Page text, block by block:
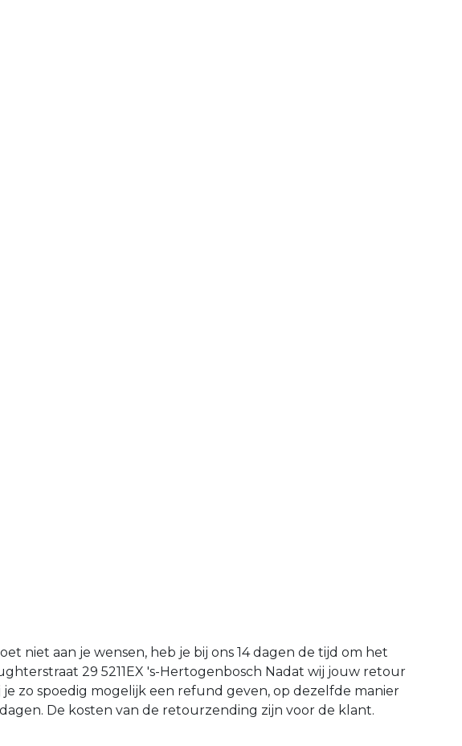
niet aan je wensen, heb je bij ons 14 dagen de tijd om het
29 5211EX 's-Hertogenbosch Nadat wij jouw retour
zo spoedig mogelijk een refund geven, op dezelfde manier
De kosten van de retourzending zijn voor de klant.